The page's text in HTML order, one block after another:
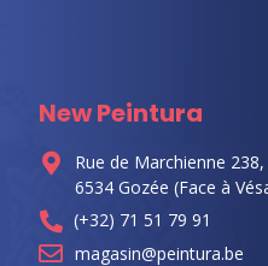
New Peintura
Rue de Marchienne 238,
6534 Gozée (Face à
(+32) 71 51 79 91
magasin@peintura.be